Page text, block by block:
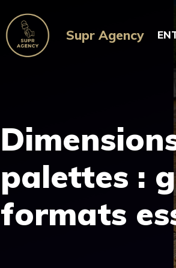
Supr Agency
palettes :
formats